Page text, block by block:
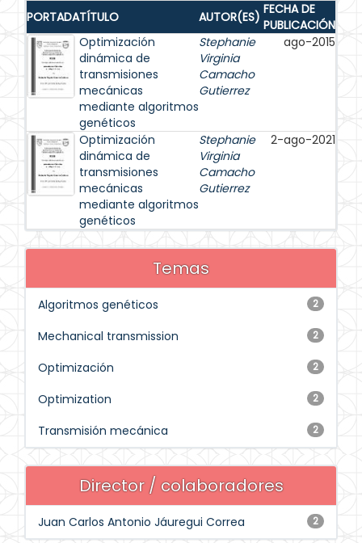
PORTADATÍTULO AUTOR(ES) FECHA DE
PUBLICACIÓN
Optimización
dinámica de
transmisiones
mecánicas
mediante algoritmos
genéticos
Stephanie
Virginia
Camacho
Gutierrez
ago-2015
Optimización
dinámica de
transmisiones
mecánicas
mediante algoritmos
genéticos
Stephanie
Virginia
Camacho
Gutierrez
2-ago-2021
Temas
2
Algoritmos genéticos
2
Mechanical transmission
2
Optimización
2
Optimization
2
Transmisión mecánica
Director / colaboradores
2
Juan Carlos Antonio Jáuregui Correa